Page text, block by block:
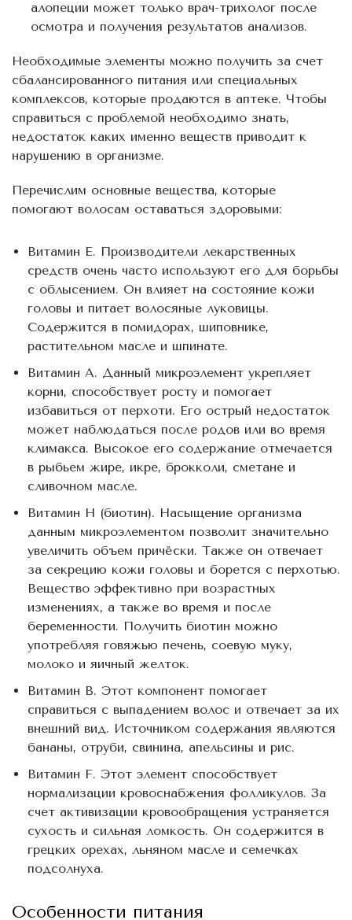
алопеции может только врач-трихолог после
осмотра и получения результатов анализов.
Необходимые элементы можно получить за счет
сбалансированного питания или специальных
комплексов, которые продаются в аптеке. Чтобы
справиться с проблемой необходимо знать,
недостаток каких именно веществ приводит к
нарушению в организме.
Перечислим основные вещества, которые
помогают волосам оставаться здоровыми:
Витамин Е. Производители лекарственных
средств очень часто используют его для борьбы
с облысением. Он влияет на состояние кожи
головы и питает волосяные луковицы.
Содержится в помидорах, шиповнике,
растительном масле и шпинате.
Витамин А. Данный микроэлемент укрепляет
корни, способствует росту и помогает
избавиться от перхоти. Его острый недостаток
может наблюдаться после родов или во время
климакса. Высокое его содержание отмечается
в рыбьем жире, икре, брокколи, сметане и
сливочном масле.
Витамин Н (биотин). Насыщение организма
данным микроэлементом позволит значительно
увеличить объем причёски. Также он отвечает
за секрецию кожи головы и борется с перхотью.
Вещество эффективно при возрастных
изменениях, а также во время и после
беременности. Получить биотин можно
употребляя говяжью печень, соевую муку,
молоко и яичный желток.
Витамин В. Этот компонент помогает
справиться с выпадением волос и отвечает за их
внешний вид. Источником содержания являются
бананы, отруби, свинина, апельсины и рис.
Витамин F. Этот элемент способствует
нормализации кровоснабжения фолликулов. За
счет активизации кровообращения устраняется
сухость и сильная ломкость. Он содержится в
грецких орехах, льняном масле и семечках
подсолнуха.
Особенности питания